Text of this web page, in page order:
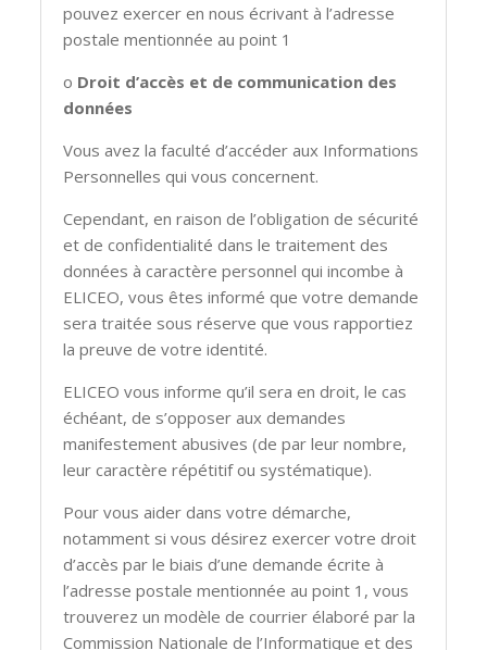
pouvez exercer en nous écrivant à l’adresse
postale mentionnée au point 1
o Droit d’accès et de communication des
données
Vous avez la faculté d’accéder aux Informations
Personnelles qui vous concernent.
Cependant, en raison de l’obligation de sécurité
et de confidentialité dans le traitement des
données à caractère personnel qui incombe à
ELICEO, vous êtes informé que votre demande
sera traitée sous réserve que vous rapportiez
la preuve de votre identité.
ELICEO vous informe qu’il sera en droit, le cas
échéant, de s’opposer aux demandes
manifestement abusives (de par leur nombre,
leur caractère répétitif ou systématique).
Pour vous aider dans votre démarche,
notamment si vous désirez exercer votre droit
d’accès par le biais d’une demande écrite à
l’adresse postale mentionnée au point 1, vous
trouverez un modèle de courrier élaboré par la
Commission Nationale de l’Informatique et des